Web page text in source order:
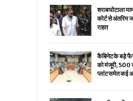
शराब घोटाला
कोर्ट से अंतरिम
राहत
कैबिनेट के बड़े
को मंजूरी, 500
प्लांट समेत कई